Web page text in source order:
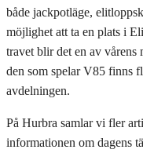
både jackpotläge,
möjlighet att ta en plats i
travet blir det en av vårens
den som spelar V85 finns
avdelningen.
På Hurbra samlar vi fler
informationen om dagens